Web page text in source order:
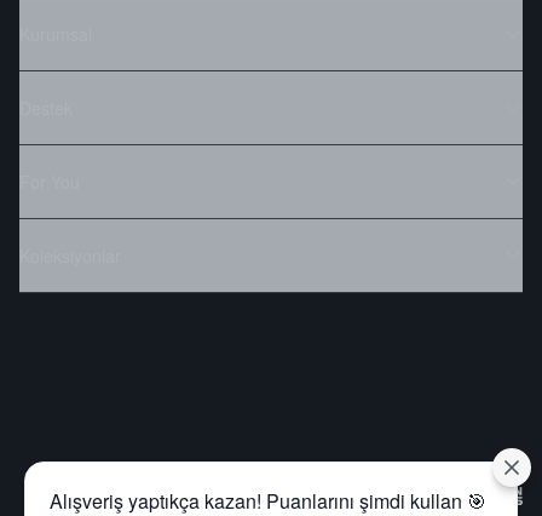
Alışveriş yaptıkça kazan! Puanlarını şimdi kullan 🎯